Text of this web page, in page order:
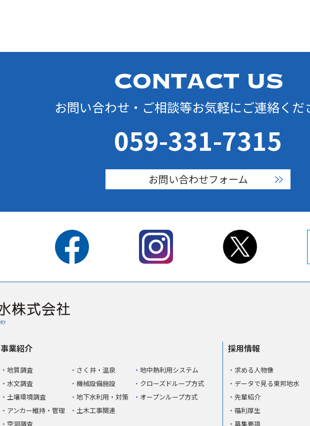
お問い合わせ・ご相談等お気軽にご連絡くだ
059-331-7315
お問い合わせフォーム
事業紹介
地質調査
水文調査
土壌環境調査
アンカー維持・管理
空洞調査
さく井・温泉
機械設備施設
地下水利用・対策
土木工事関連
地中熱利用システム
クローズドループ方式
オープンループ方式
採用情報
求める人物像
データで見る東邦地水
先輩紹介
福利厚生
募集要項